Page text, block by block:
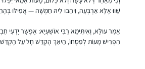
שָׁווּ אֶלָּא אַרְבְּעָה, וִיהַבוּ לֵיהּ חַמְשָׁה — אֲפִילּוּ
אָמַר עוּלָּא, וְאִיתֵּימָא רַבִּי אוֹשַׁעְיָא: אֶפְשָׁר יָדְעִי
הִפְרִישׁ מָעוֹת לְפִסְחוֹ, הֵיאַךְ הֶקְדֵּשׁ חָל עַל הֶקְדֵּשׁ,